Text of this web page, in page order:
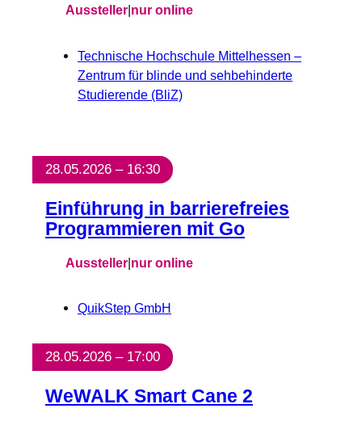
Aussteller nur online
Technische Hochschule Mittelhessen –
Zentrum für blinde und sehbehinderte
Studierende (BliZ)
28.05.2026 – 16:30
Einführung in barrierefreies
Programmieren mit Go
Aussteller|nur online
QuikStep GmbH
28.05.2026 – 17:00
WeWALK Smart Cane 2